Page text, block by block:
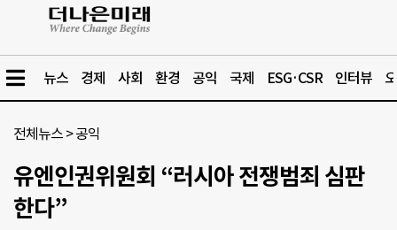
뉴스 경제 사회 환경 공익 국제 ESG·CSR 인터뷰
전체뉴스 >공익
유엔인권위원회 “러시아 전쟁범죄 심판
한다”